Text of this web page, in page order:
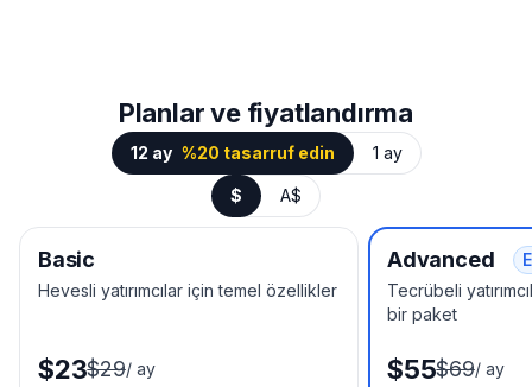
Planlar ve fiyatlandırma
12 ay %20 tasarruf edin 1 ay
$ A$
Basic
Hevesli yatırımcılar için temel özellikler
$23$29/ ay
Advanced
Tecrübeli
bir paket
$55$69/ ay